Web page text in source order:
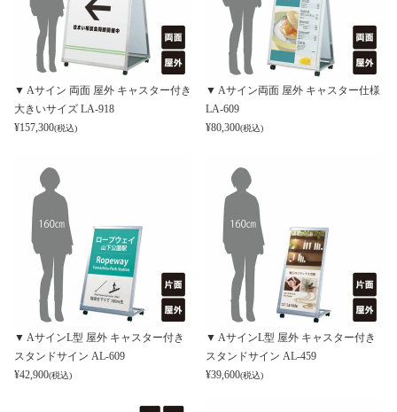
▼ Aサイン 両面 屋外 キャスター付き
大きいサイズ LA-918
¥157,300(税込)
▼ Aサイン両面 屋外 キャスター仕様
LA-609
¥80,300(税込)
▼ AサインL型 屋外 キャスター付き
スタンドサイン AL-609
¥42,900(税込)
▼ AサインL型 屋外 キャスター付き
スタンドサイン AL-459
¥39,600(税込)